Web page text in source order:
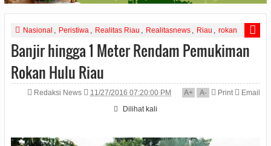
Nasional Peristiwa Realitas Riau Realitasnews Riau
rokan
Banjir hingga 1 Meter Rendam Pemukiman
Rokan Hulu Riau
Redaksi News 11/27/2016 07:20:00 PM A+ A- Print
Email
Dilihat kali